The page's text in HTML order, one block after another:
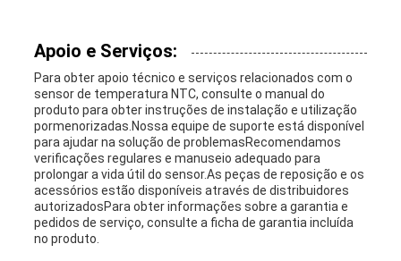
Apoio e Serviços:
Para obter apoio técnico e serviços relacionados com o
sensor de temperatura NTC, consulte o manual do
produto para obter instruções de instalação e utilização
pormenorizadas.Nossa equipe de suporte está disponível
para ajudar na solução de problemasRecomendamos
verificações regulares e manuseio adequado para
prolongar a vida útil do sensor.As peças de reposição e os
acessórios estão disponíveis através de distribuidores
autorizadosPara obter informações sobre a garantia e
pedidos de serviço, consulte a ficha de garantia incluída
no produto.